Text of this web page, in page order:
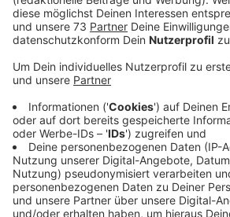
Veröffentlicht:Donnerstag, 25.05.2023
Anzeige
Neu dabei: Riesenrad und
X Factor und Extrem
Anzeige